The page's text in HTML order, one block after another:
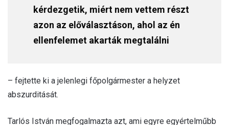
kérdezgetik, miért nem vettem részt
azon az előválasztáson, ahol az én
ellenfelemet akarták megtalálni
– fejtette ki a jelenlegi főpolgármester a helyzet
abszurditását.
Tarlós István megfogalmazta azt, ami egyre egyértelműbb